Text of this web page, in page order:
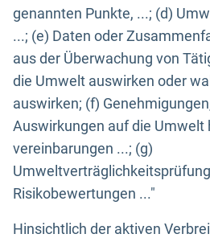
genannten Punkte, ...; (d)
...; (e) Daten oder
aus der Überwachung von
die Umwelt auswirken oder
auswirken; (f)
Auswirkungen auf die Umwelt
vereinbarungen ...; (g)
Risikobewertungen ..."
Hinsichtlich der aktiven